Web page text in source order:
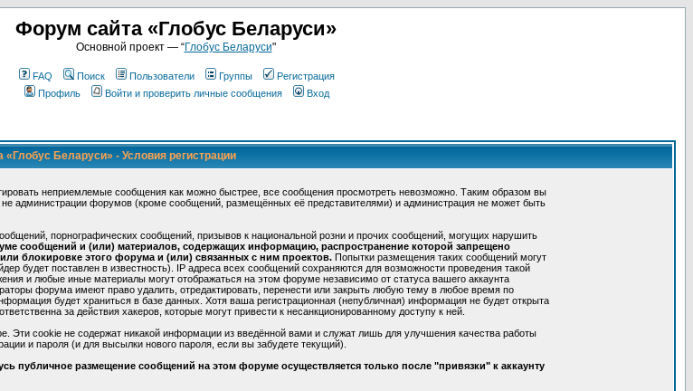
Форум сайта «Глобус Беларуси»
Основной проект — “Глобус Беларуси"
FAQ Поиск Пользователи Группы
Регистрация
Профиль
Войти и проверить личные сообщения Вход
«Глобус Беларуси» - Условия регистрации
неприемлемые сообщения как можно быстрее, все сообщения просмотреть невозможно. Таким образом вы
администрации форумов (кроме сообщений, размещённых её представителями) и администрация не может быть
порнографических сообщений, призывов к национальной розни и прочих сообщений, могущих нарушить
сообщений и (или) материалов, содержащих информацию, распространение которой запрещено
блокировке этого форума и (или) связанных с ним проектов.Попытки размещения таких сообщений могут
будет поставлен в известность). IP адреса всех сообщений сохраняются для возможности проведения такой
и любые иные материалы могут отображаться на этом форуме независимо от статуса вашего аккаунта
форума имеют право удалить, отредактировать, перенести или закрыть любую тему в любое время по
будет храниться в базе данных. Хотя ваша регистрационная (непубличная) информация не будет открыта
за действия хакеров, которые могут привести к несанкционированному доступу к ней.
cookie не содержат никакой информации из введённой вами и служат лишь для улучшения качества работы
и пароля (и для высылки нового пароля, если вы забудете текущий).
публичное размещение сообщений на этом форуме осуществляется только после "привязки" к аккаунту